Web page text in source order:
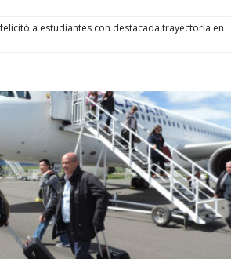
a estudiantes con destacada trayectoria en